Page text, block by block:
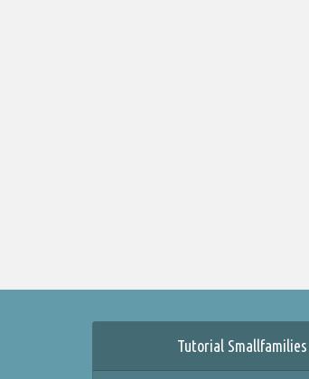
Tutorial Smallfamilies